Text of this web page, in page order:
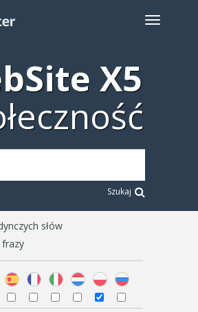
X5
Szukaj
słów
frazy